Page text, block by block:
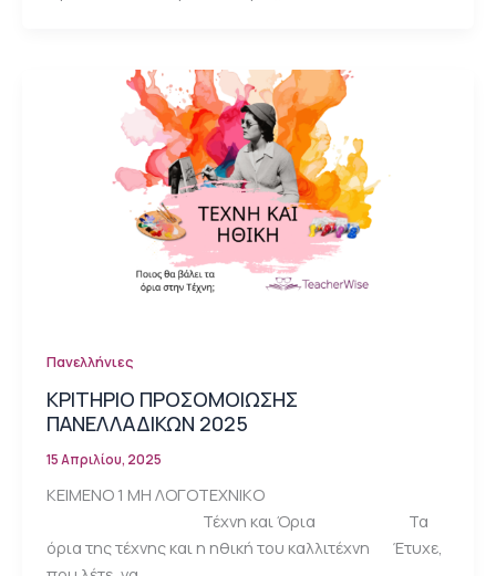
Πανελλήνιες
ΚΡΙΤΗΡΙΟ ΠΡΟΣΟΜΟΙΩΣΗΣ
ΠΑΝΕΛΛΑΔΙΚΩΝ 2025
15 Απριλίου, 2025
ΚΕΙΜΕΝΟ 1 ΜΗ ΛΟΓΟΤΕΧΝΙΚΟ
Τέχνη και Όρια Τα
όρια της τέχνης και η ηθική του καλλιτέχνη Έτυχε,